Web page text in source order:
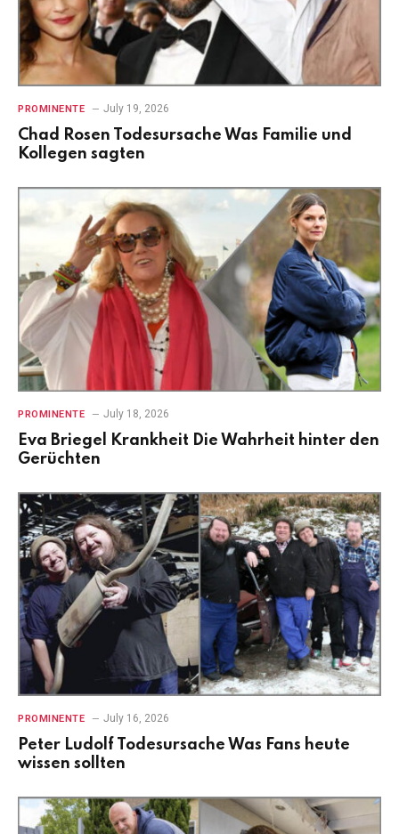
PROMINENTE July 19, 2026
Chad Rosen Todesursache Was Familie und
Kollegen sagten
PROMINENTE July 18, 2026
Eva Briegel Krankheit Die Wahrheit hinter den
Gerüchten
PROMINENTE July 16, 2026
Peter Ludolf Todesursache Was Fans heute
wissen sollten